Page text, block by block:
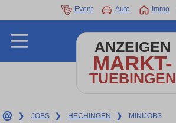
Event Auto Immo
ANZEIGEN
MARKT-
TUEBINGEN
❯ JOBS ❯ HECHINGEN ❯ MINIJOBS